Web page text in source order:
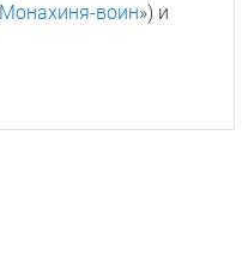
Монахиня-воин») и